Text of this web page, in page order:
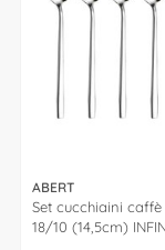
ABERT
Set cucchiaini
18/10 (14,5cm)